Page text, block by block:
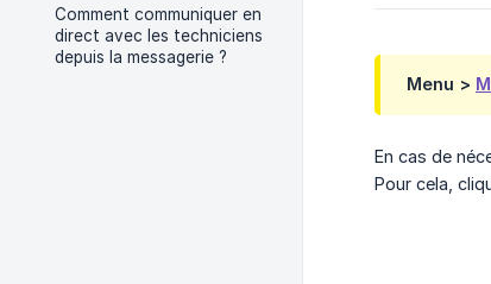
Comment communiquer en
direct avec les techniciens
depuis la messagerie ?
Menu >
En cas de
Pour cela,